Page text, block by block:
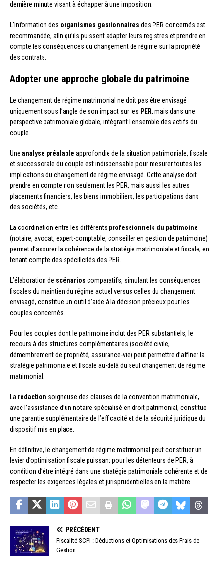
dernière minute visant à échapper à une imposition.
L’information des organismes gestionnaires des PER concernés est
recommandée, afin qu’ils puissent adapter leurs registres et prendre en
compte les conséquences du changement de régime sur la propriété
des contrats.
Adopter une approche globale du patrimoine
Le changement de régime matrimonial ne doit pas être envisagé
uniquement sous l’angle de son impact sur les PER, mais dans une
perspective patrimoniale globale, intégrant l’ensemble des actifs du
couple.
Une analyse préalable approfondie de la situation patrimoniale, fiscale
et successorale du couple est indispensable pour mesurer toutes les
implications du changement de régime envisagé. Cette analyse doit
prendre en compte non seulement les PER, mais aussi les autres
placements financiers, les biens immobiliers, les participations dans
des sociétés, etc.
La coordination entre les différents professionnels du patrimoine
(notaire, avocat, expert-comptable, conseiller en gestion de patrimoine)
permet d’assurer la cohérence de la stratégie matrimoniale et fiscale, en
tenant compte des spécificités des PER.
L’élaboration de scénarios comparatifs, simulant les conséquences
fiscales du maintien du régime actuel versus celles du changement
envisagé, constitue un outil d’aide à la décision précieux pour les
couples concernés.
Pour les couples dont le patrimoine inclut des PER substantiels, le
recours à des structures complémentaires (société civile,
démembrement de propriété, assurance-vie) peut permettre d’affiner la
stratégie patrimoniale et fiscale au-delà du seul changement de régime
matrimonial.
La rédaction soigneuse des clauses de la convention matrimoniale,
avec l’assistance d’un notaire spécialisé en droit patrimonial, constitue
une garantie supplémentaire de l’efficacité et de la sécurité juridique du
dispositif mis en place.
En définitive, le changement de régime matrimonial peut constituer un
levier d’optimisation fiscale puissant pour les détenteurs de PER, à
condition d’être intégré dans une stratégie patrimoniale cohérente et de
respecter les exigences légales et jurisprudentielles en la matière.
PRÉCÉDENT
Fiscalité SCPI : Déductions et Optimisations des Frais de
Gestion